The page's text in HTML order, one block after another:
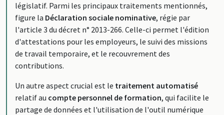
législatif. Parmi les principaux traitements mentionnés,
figure la Déclaration sociale nominative, régie par
l'article 3 du décret n° 2013-266. Celle-ci permet l'édition
d'attestations pour les employeurs, le suivi des missions
de travail temporaire, et le recouvrement des
contributions.
Un autre aspect crucial est le traitement automatisé
relatif au compte personnel de formation, qui facilite le
partage de données et l'utilisation de l'outil numérique